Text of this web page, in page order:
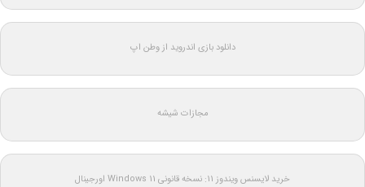
دانلود بازی اندروید از وطن اپ
مجازات شیشه
خرید لایسنس ویندوز 11: نسخه قانونی Windows 11 اورجینال